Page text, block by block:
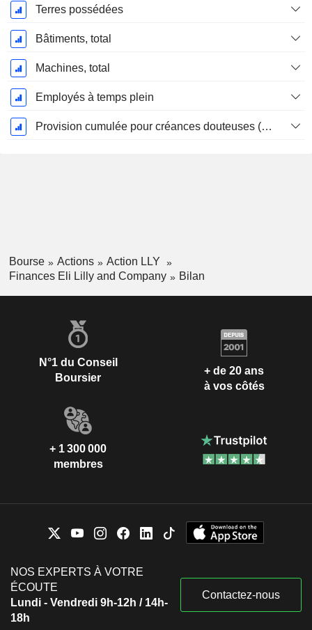
Terres possédées
Bâtiments, total
Machines, total
Employés à temps plein
Provision cumulée pour créances douteuses (Supple)
Bourse Actions
Action LLY
Finances Eli Lilly and Company
Bilan
N°1 du Conseil
Boursier
+ de 20 ans
à vos côtés
+ 1 300 000
membres
NOS EXPERTS À VOTRE
ÉCOUTE
Lundi - Vendredi 9h-12h / 14h-
18h
Contactez-nous